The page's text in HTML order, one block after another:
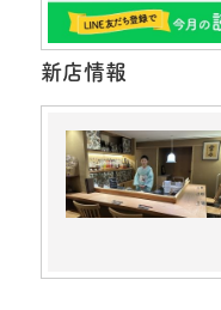
新店情報